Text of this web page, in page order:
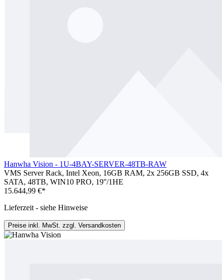
Hanwha Vision - 1U-4BAY-SERVER-48TB-RAW
VMS Server Rack, Intel Xeon, 16GB RAM, 2x 256GB SSD, 4x
SATA, 48TB, WIN10 PRO, 19''/1HE
15.644,99 €*
Lieferzeit - siehe Hinweise
Preise inkl. MwSt. zzgl. Versandkosten